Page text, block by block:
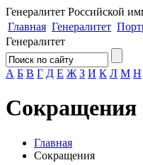
Генералитет Российской
Главная Генералитет
Генералитет
А Б В Г Д Е Ж З И К Л М Н
Сокращения
Главная
Сокращения